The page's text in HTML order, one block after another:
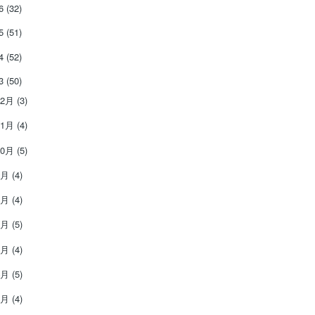
(32)
(51)
(52)
(50)
月 (3)
月 (4)
月 (5)
(4)
(4)
(5)
(4)
(5)
(4)